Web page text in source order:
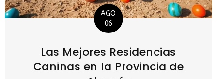
AGO
06
Las Mejores Residencias
Caninas en la Provincia de